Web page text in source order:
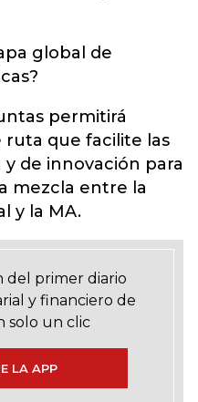
global de
permitirá
ruta que facilite las
de innovación para
mezcla entre la
y la MA.
del primer diario
y financiero de
solo un clic
LA APP